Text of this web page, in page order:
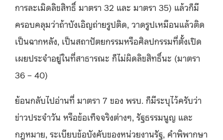
การละเมิดลิขสิทธิ์ มาตรา 32 และ มาตรา 35) แล้วก็มี
ครอบคลุมว่าถ้าบังเอิญถ่ายรูปติด, วาดรูปเหมือนแล้วติด
เป็นฉากหลัง, เป็นสถาปัตยกรรมหรือศิลปกรรมที่ตั้งเปิด
เผยประจำอยู่ในที่สาธารณะ ก็ไม่ผิดลิขสิทธิ์นะ (มาตรา
36 – 40)
ย้อนกลับไปอ่านที่ มาตรา 7 ของ พรบ. ก็มีระบุไว้ครับว่า
ข่าวประจำวัน หรือข้อเท็จจริงต่างๆ, รัฐธรรมนูญ และ
กฎหมาย, ระเบียบข้อบังคับของหน่วยงานรัฐ, คำพิพากษา